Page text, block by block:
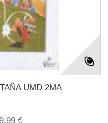
UMD 2MA
9,99 €